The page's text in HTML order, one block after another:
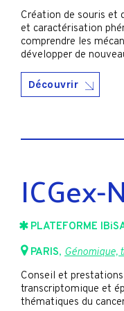
Création de souris et
et caractérisation
comprendre les
développer de
Découvrir
ICGex-
PLATEFORME
PARIS, Génomique,
Conseil et
transcriptomique et
thématiques du